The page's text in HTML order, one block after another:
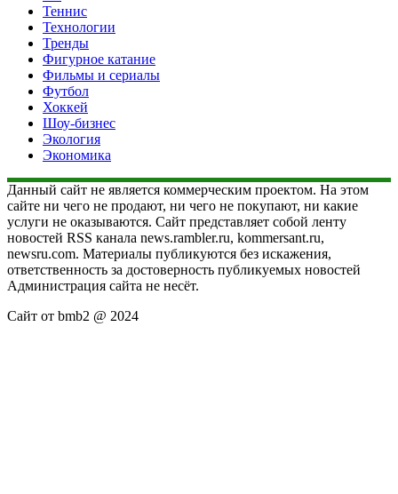
Теннис
Технологии
Тренды
Фигурное катание
Фильмы и сериалы
Футбол
Хоккей
Шоу-бизнес
Экология
Экономика
Данный сайт не является коммерческим проектом. На этом
сайте ни чего не продают, ни чего не покупают, ни какие
услуги не оказываются. Сайт представляет собой ленту
новостей RSS канала news.rambler.ru, kommersant.ru,
newsru.com. Материалы публикуются без искажения,
ответственность за достоверность публикуемых новостей
Администрация сайта не несёт.
Сайт от bmb2 @ 2024